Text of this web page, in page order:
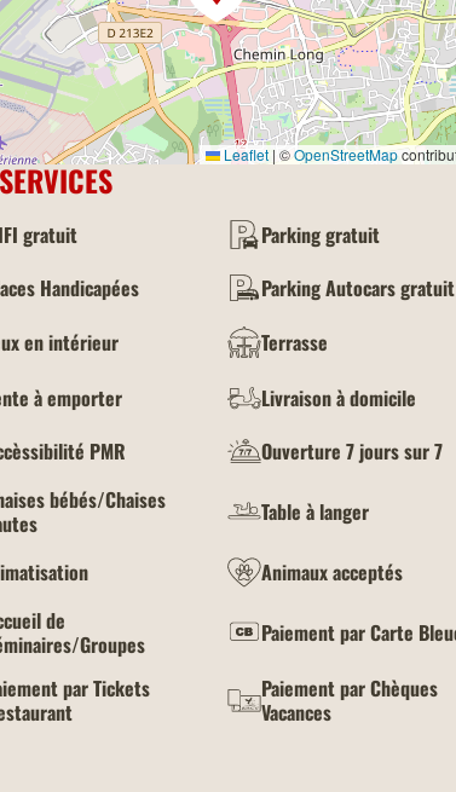
Leaflet | ©OpenStreetMap
gratuit
Parking gratuit
Handicapées
Parking Autocars gratuit
en intérieur
Terrasse
à emporter
Livraison à domicile
PMR
Ouverture 7 jours sur 7
bébés/Chaises
Table à langer
Animaux acceptés
de
Groupes
Paiement par Carte
par Tickets
Paiement par Chèques
Vacances